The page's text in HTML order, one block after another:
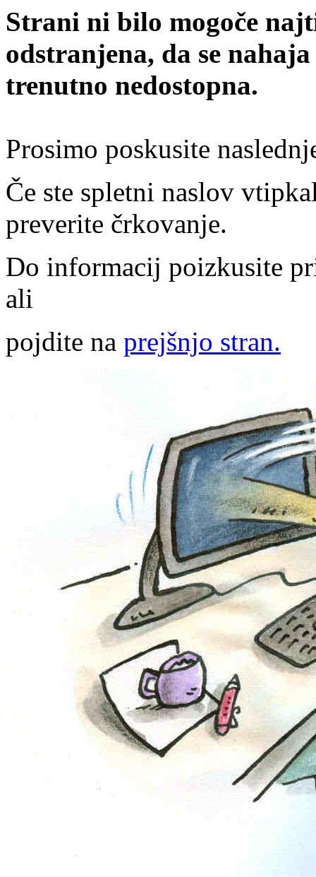
Strani ni bilo mogoče
odstranjena, da se
trenutno nedostopna.
Prosimo poskusite
Če ste spletni naslov
preverite črkovanje.
Do informacij poizkusite
ali
pojdite na prejšnjo stran.